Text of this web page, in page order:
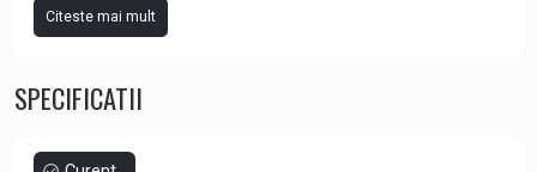
Icil, avand o suprafata construita de 71.59 mp din care
suprafața utilizabila de 59.01 mp.
Proiectul „Oborului 41” vă oferă siguranța specifică unui
proiect dezvoltat cu responsabilitate si profesionalism si
Citeste mai mult
SPECIFICATII